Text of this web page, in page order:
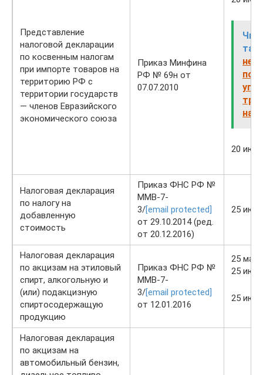
Представление
налоговой декларации
по косвенным налогам
при импорте товаров на
территорию РФ с
территории государств
— членов Евразийского
экономического союза
Приказ Минфина
РФ № 69н от
07.07.2010
не
20
Налоговая декларация
по налогу на
добавленную
стоимость
Приказ ФНС РФ №
ММВ-7-
3/[email protected]
от 29.10.2014 (ред.
от 20.12.2016)
25
Налоговая декларация
по акцизам на этиловый
спирт, алкогольную и
(или) подакцизную
спиртосодержащую
продукцию
Приказ ФНС РФ №
ММВ-7-
3/[email protected]
от 12.01.2016
25 мая
25
25
Налоговая декларация
по акцизам на
автомобильный бензин,